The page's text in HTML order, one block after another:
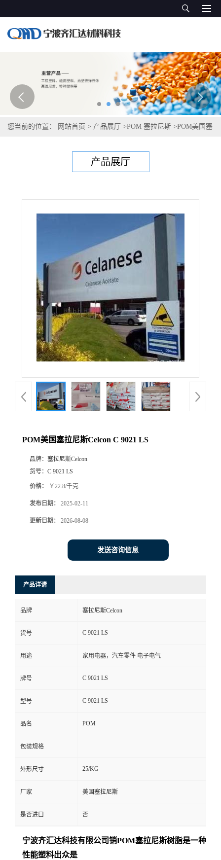
您当前的位置： 网站首页 > 产品展厅 >POM 塞拉尼斯 >POM美国塞
产品展厅
POM美国塞拉尼斯Celcon C 9021 LS
品牌： 塞拉尼斯Celcon
货号： C 9021 LS
价格： ￥22.8/千克
发布日期： 2025-02-11
更新日期： 2026-08-08
发送咨询信息
产品详请
品牌 塞拉尼斯Celcon
货号 C 9021 LS
用途 家用电器，汽车零件 电子电气
牌号 C 9021 LS
型号 C 9021 LS
品名 POM
包装规格
外形尺寸 25/KG
厂家 美国塞拉尼斯
是否进口 否
宁波齐汇达科技有限公司销POM塞拉尼斯树脂是一种
性能塑料出众是